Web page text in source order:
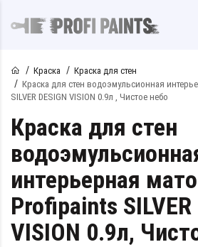
Краска
Краска для стен
Краска для стен водоэмульсионная
SILVER DESIGN VISION 0.9л , Чистое небо
Краска для стен
интерьерная
Profipaints SILVER
VISION 0.9л,